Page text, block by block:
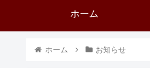
ホーム
ホーム お知らせ